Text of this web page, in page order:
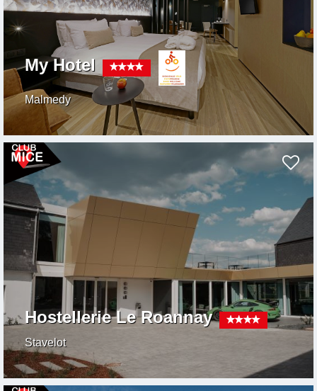
My Hotel
Malmedy
Hostellerie Le Roannay
Stavelot